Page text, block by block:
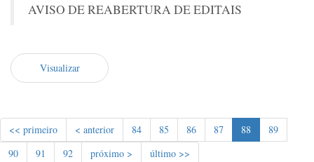
AVISO DE REABERTURA DE EDITAIS
Visualizar
<< primeiro < anterior 84 85 86 87 88
89
90
91 92 próximo > último >>